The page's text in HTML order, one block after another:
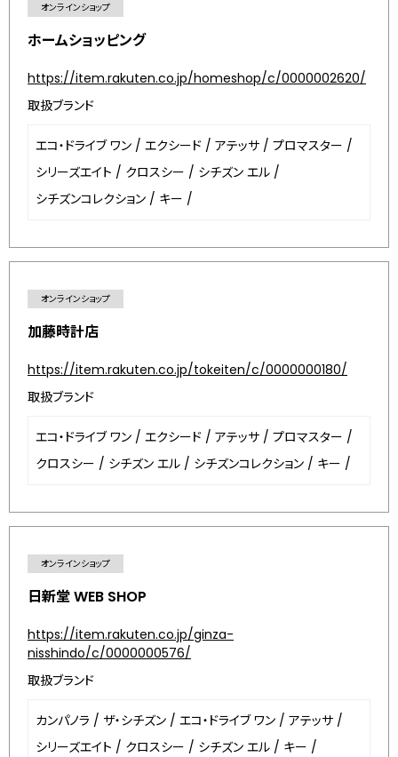
オンラインショップ
ホームショッピング
https://item.rakuten.co.jp/homeshop/c/0000002620/
取扱ブランド
エコ・ドライブ ワン / エクシード / アテッサ / プロマスター /
シリーズエイト / クロスシー / シチズン エル /
シチズンコレクション / キー /
オンラインショップ
加藤時計店
https://item.rakuten.co.jp/tokeiten/c/0000000180/
取扱ブランド
エコ・ドライブ ワン / エクシード / アテッサ / プロマスター /
クロスシー / シチズン エル / シチズンコレクション / キー /
オンラインショップ
日新堂 WEB SHOP
https://item.rakuten.co.jp/ginza-
nisshindo/c/0000000576/
取扱ブランド
カンパノラ / ザ・シチズン / エコ・ドライブ ワン / アテッサ /
シリーズエイト / クロスシー / シチズン エル / キー /